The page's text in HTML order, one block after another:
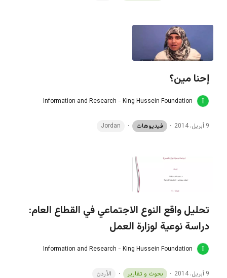
إحنا مين؟
Information and Research - King Hussein Foundation
9 أبريل، 2014 فيديوهات Jordan
تحليل واقع النوع الاجتماعي في القطاع العام:
دراسة نوعية لوزارة العمل
Information and Research - King Hussein Foundation
9 أبريل، 2014 بحوث و تقارير الأردن